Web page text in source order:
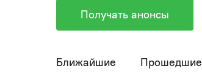
Получать анонсы
Ближайшие Прошедшие